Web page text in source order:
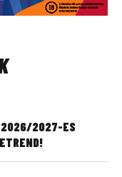
2026/2027-ES